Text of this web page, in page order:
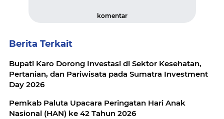
komentar
Berita Terkait
Bupati Karo Dorong Investasi di Sektor Kesehatan,
Pertanian, dan Pariwisata pada Sumatra Investment
Day 2026
Pemkab Paluta Upacara Peringatan Hari Anak
Nasional (HAN) ke 42 Tahun 2026